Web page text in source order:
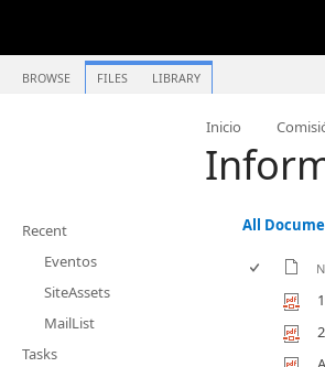
BROWSE FILES LIBRARY
Inicio
Recent
Eventos
SiteAssets
MailList
Tasks
All